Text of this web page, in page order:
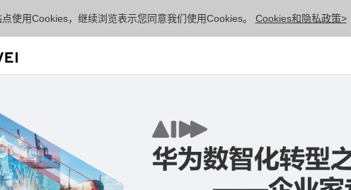
使用Cookies，继续浏览表示您同意我们使用Cookies。 Cookies和隐私政策>